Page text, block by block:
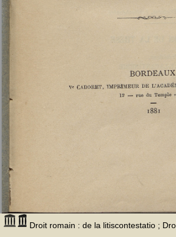
Droit romain : de la litiscontestatio ;